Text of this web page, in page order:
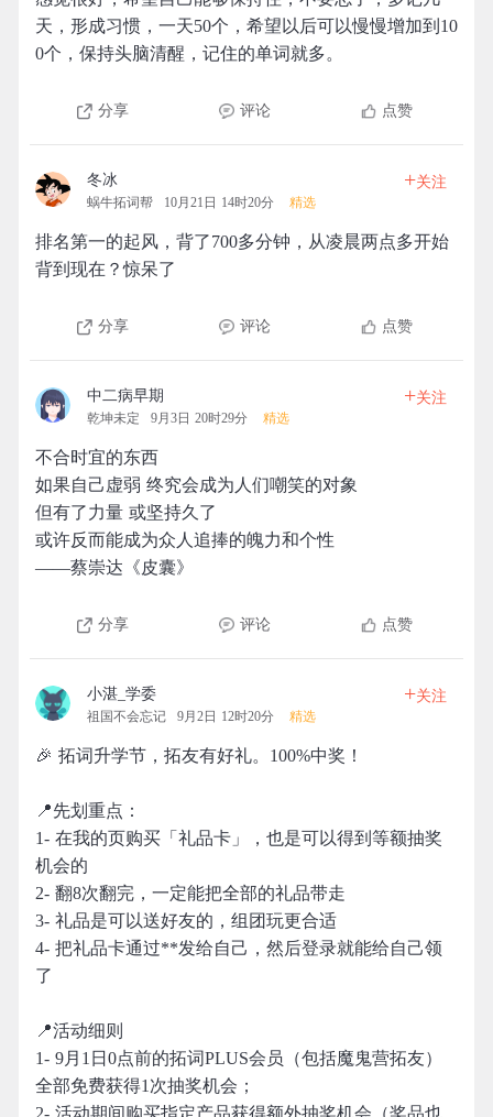
天，形成习惯，一天50个，希望以后可以慢慢增加到10
0个，保持头脑清醒，记住的单词就多。
分享 评论 点赞
冬冰
蜗牛拓词帮 10月21日 14时20分 精选
+关注
排名第一的起风，背了700多分钟，从凌晨两点多开始
背到现在？惊呆了
分享 评论 点赞
中二病早期
乾坤未定 9月3日 20时29分 精选
+关注
不合时宜的东西
如果自己虚弱 终究会成为人们嘲笑的对象
但有了力量 或坚持久了
或许反而能成为众人追捧的魄力和个性
——蔡崇达《皮囊》
分享 评论 点赞
小湛_学委
祖国不会忘记 9月2日 12时20分 精选
+关注
🎉 拓词升学节，拓友有好礼。100%中奖！
📍先划重点：
1- 在我的页购买「礼品卡」，也是可以得到等额抽奖
机会的
2- 翻8次翻完，一定能把全部的礼品带走
3- 礼品是可以送好友的，组团玩更合适
4- 把礼品卡通过**发给自己，然后登录就能给自己领
了
📍活动细则
1- 9月1日0点前的拓词PLUS会员（包括魔鬼营拓友）
全部免费获得1次抽奖机会；
2- 活动期间购买指定产品获得额外抽奖机会（奖品也